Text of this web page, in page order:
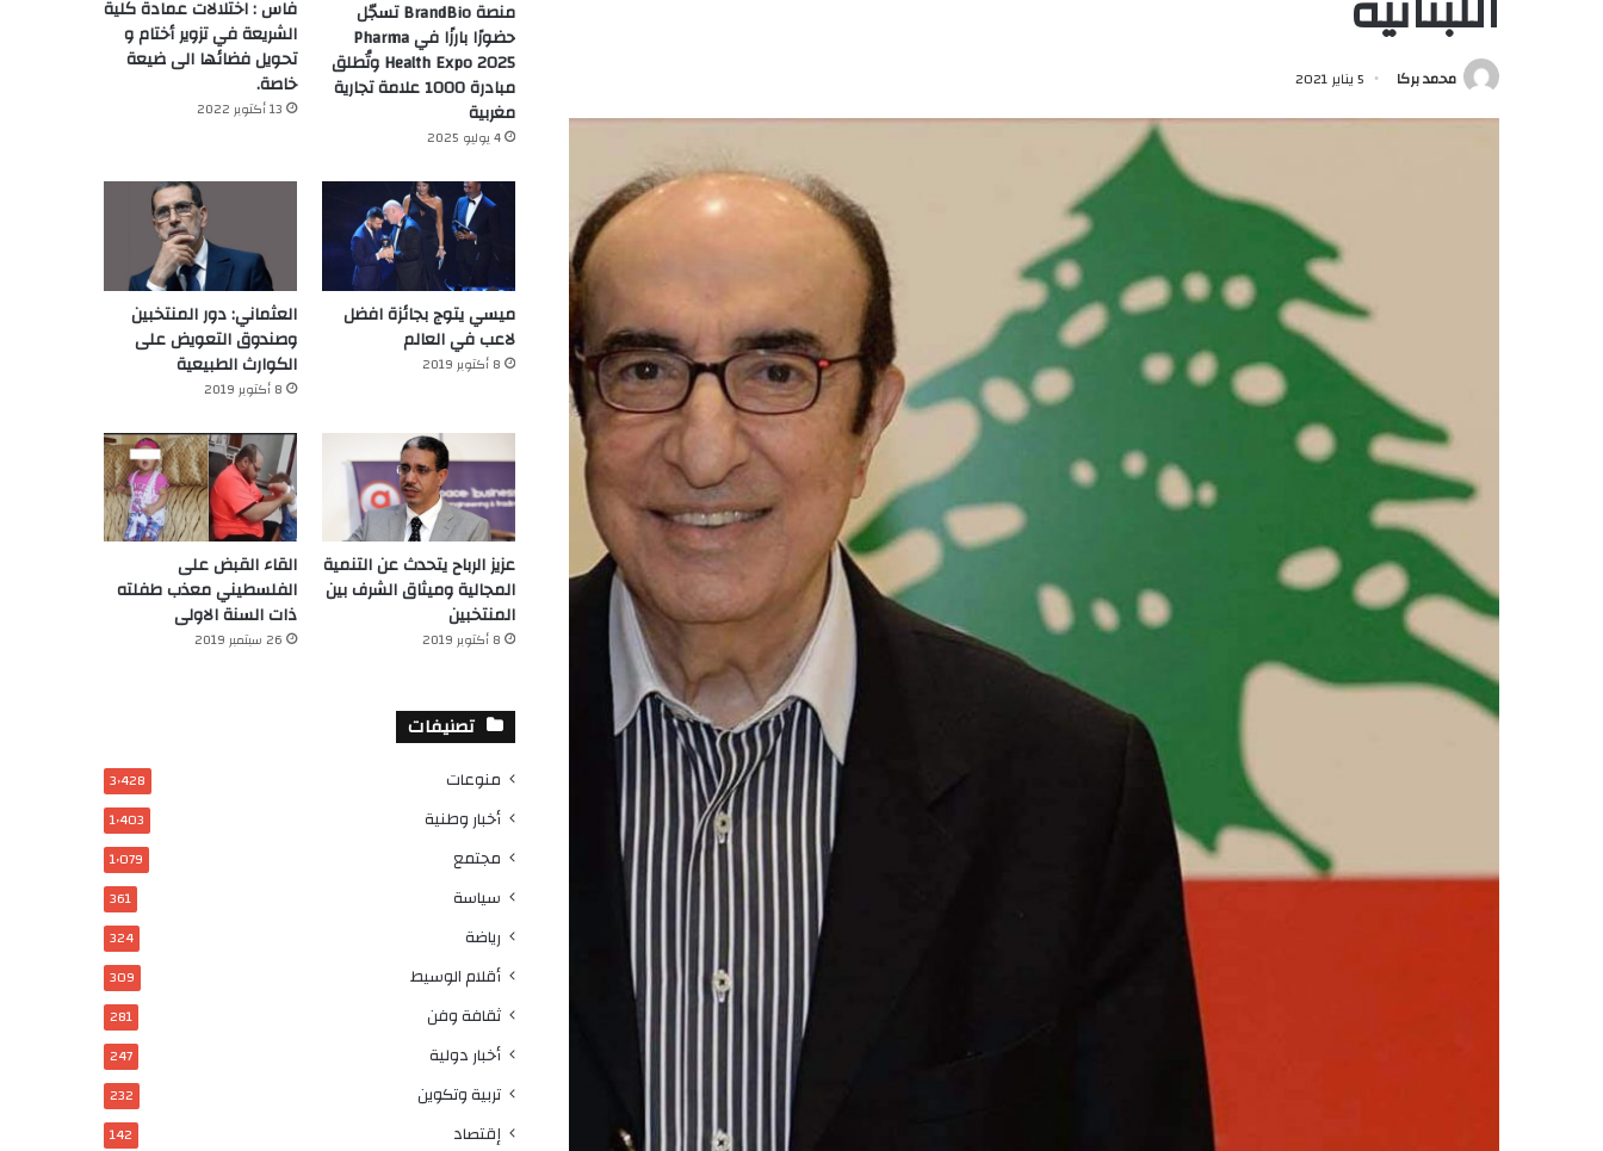
محمد بركا 5 يناير 2021
منصة BrandBio تسجّل
حضورًا بارزًا في Pharma
Health Expo 2025 وتُطلق
مبادرة 1000 علامة تجارية
مغربية
4 يوليو 2025
فاس : اختلالات عمادة كلية
الشريعة في تزوير أختام و
تحويل فضائها الى ضيعة
خاصة.
13 أكتوبر 2022
ميسي يتوج بجائزة افضل
لاعب في العالم‎
8 أكتوبر 2019
العثماني: دور المنتخبين
وصندوق التعويض على
الكوارث الطبيعية
8 أكتوبر 2019
عزيز الرباح يتحدث عن التنمية
المجالية وميثاق الشرف بين
المنتخبين
8 أكتوبر 2019
القاء القبض على
الفلسطيني معذب طفلته
ذات السنة الاولى
26 سبتمبر 2019
تصنيفات
منوعات 3٬428
أخبار وطنية 1٬403
مجتمع 1٬079
سياسة 361
رياضة 324
أقلام الوسيط 309
ثقافة وفن 281
أخبار دولية 247
تربية وتكوين 232
إقتصاد 142